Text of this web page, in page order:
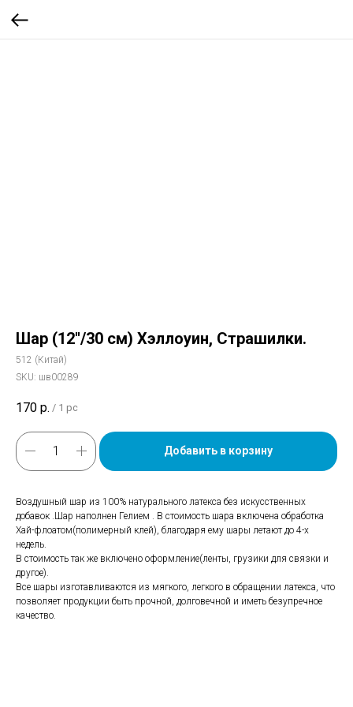
Шар (12''/30 см) Хэллоуин, Страшилки.
512 (Китай)
SKU: шв00289
170 р. / 1 pc
Добавить в корзину
Воздушный шар из 100% натурального латекса без искусственных
добавок .Шар наполнен Гелием . В стоимость шара включена обработка
Хай-флоатом(полимерный клей), благодаря ему шары летают до 4-х
недель.
В стоимость так же включено оформление(ленты, грузики для связки и
другое).
Все шары изготавливаются из мягкого, легкого в обращении латекса, что
позволяет продукции быть прочной, долговечной и иметь безупречное
качество.